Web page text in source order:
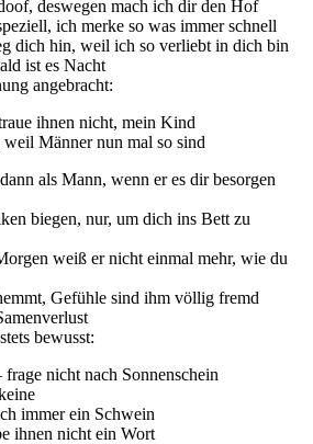
deswegen mach ich dir den Hof
ich merke so was immer schnell
dich hin, weil ich so verliebt in dich bin
ist es Nacht
angebracht:
ihnen nicht, mein Kind
Männer nun mal so sind
als Mann, wenn er es dir besorgen
biegen, nur, um dich ins Bett zu
weiß er nicht einmal mehr, wie du
Gefühle sind ihm völlig fremd
bewusst:
nicht nach Sonnenschein
immer ein Schwein
ihnen nicht ein Wort